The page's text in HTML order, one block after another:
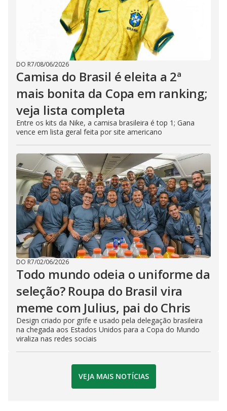
DO R7/08/06/2026
Camisa do Brasil é eleita a 2ª
mais bonita da Copa em ranking;
veja lista completa
Entre os kits da Nike, a camisa brasileira é top 1; Gana
vence em lista geral feita por site americano
DO R7/02/06/2026
Todo mundo odeia o uniforme da
seleção? Roupa do Brasil vira
meme com Julius, pai do Chris
Design criado por grife e usado pela delegação brasileira
na chegada aos Estados Unidos para a Copa do Mundo
viraliza nas redes sociais
VEJA MAIS NOTÍCIAS